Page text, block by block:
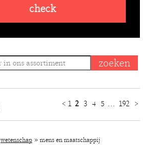
check
< 1 2 3 4 5 ... 192 >
wetenschap » mens en maatschappij